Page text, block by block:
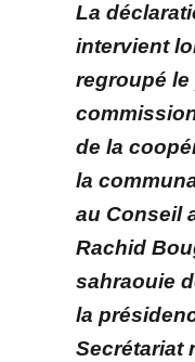
La
intervient
regroupé le
de la
la
au Conseil
Rachid
sahraouie
la
Secrétariat